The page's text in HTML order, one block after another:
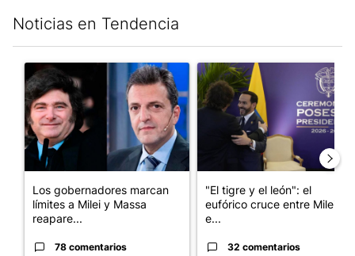
Noticias en Tendencia
Un artículo de tendencia con el título "Los gobernadores
Los gobernadores marcan
límites a Milei y Massa
reapare...
78 comentarios
Un artículo de tendencia con
"El tigre y el león": el
eufórico cruce entre Milei y
e...
32 comentarios